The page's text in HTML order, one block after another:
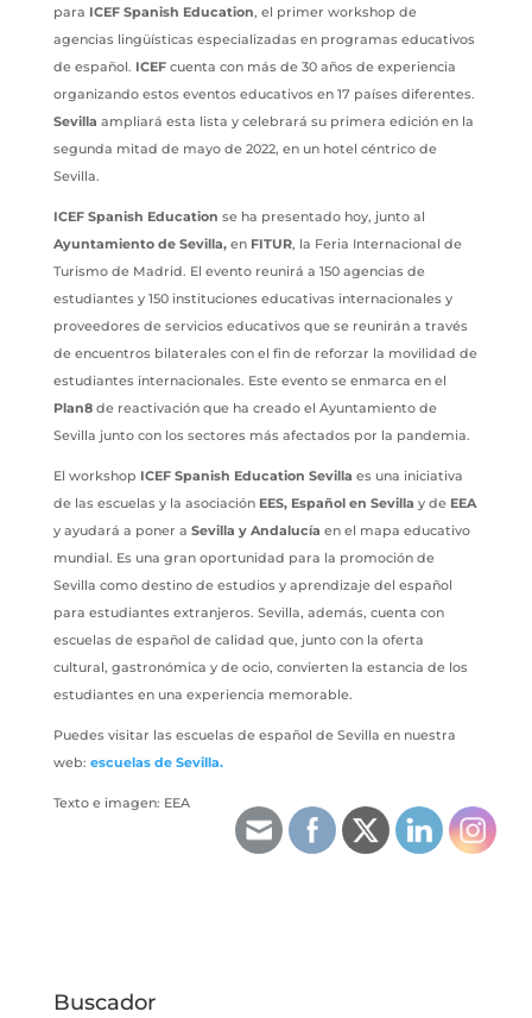
para ICEF Spanish Education, el primer workshop de
agencias lingüísticas especializadas en programas educativos
de español. ICEFcuenta con más de 30 años de experiencia
organizando estos eventos educativos en 17 países diferentes.
Sevilla ampliará esta lista y celebrará su primera edición en la
segunda mitad de mayo de 2022, en un hotel céntrico de
Sevilla.
ICEF Spanish Education se ha presentado hoy, junto al
Ayuntamiento de Sevilla,en FITUR, la Feria Internacional de
Turismo de Madrid. El evento reunirá a 150 agencias de
estudiantes y 150 instituciones educativas internacionales y
proveedores de servicios educativos que se reunirán a través
de encuentros bilaterales con el fin de reforzar la movilidad de
estudiantes internacionales. Este evento se enmarca en el
Plan8de reactivación que ha creado el Ayuntamiento de
Sevilla junto con los sectores más afectados por la pandemia.
El workshop ICEF Spanish Education Sevilla es una iniciativa
de las escuelas y la asociación EES, Español en Sevilla y de EEA
y ayudará a poner a Sevilla y Andalucía en el mapa educativo
mundial. Es una gran oportunidad para la promoción de
Sevilla como destino de estudios y aprendizaje del español
para estudiantes extranjeros. Sevilla, además, cuenta con
escuelas de español de calidad que, junto con la oferta
cultural, gastronómica y de ocio, convierten la estancia de los
estudiantes en una experiencia memorable.
Puedes visitar las escuelas de español de Sevilla en nuestra
web: escuelas de Sevilla.
Texto e imagen: EEA
Buscador